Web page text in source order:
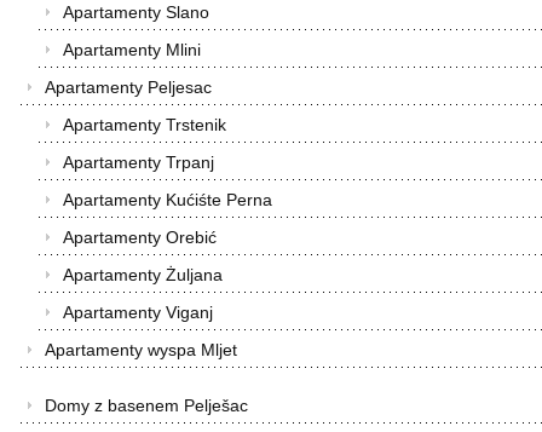
Apartamenty Slano
Apartamenty Mlini
Apartamenty Peljesac
Apartamenty Trstenik
Apartamenty Trpanj
Apartamenty Kućiśte Perna
Apartamenty Orebić
Apartamenty Żuljana
Apartamenty Viganj
Apartamenty wyspa Mljet
Domy z basenem Pelješac